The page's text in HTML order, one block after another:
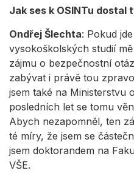
Jak ses k OSINTu dostal
Ondřej Šlechta: Pokud
vysokoškolských studií
zájmu o bezpečnostní
zabývat i právě tou
jsem také na Ministerstvu
posledních let se tomu
Abych nezapomněl, ten
té míry, že jsem se
jsem doktorandem na
VŠE.